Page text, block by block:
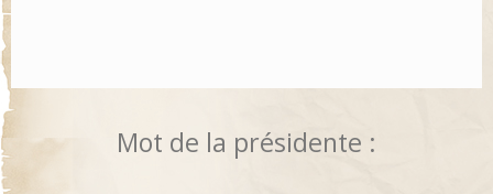
Mot de la présidente :